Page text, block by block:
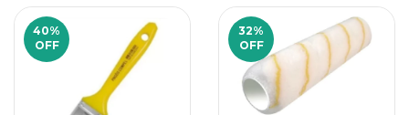
40%
OFF
32%
OFF